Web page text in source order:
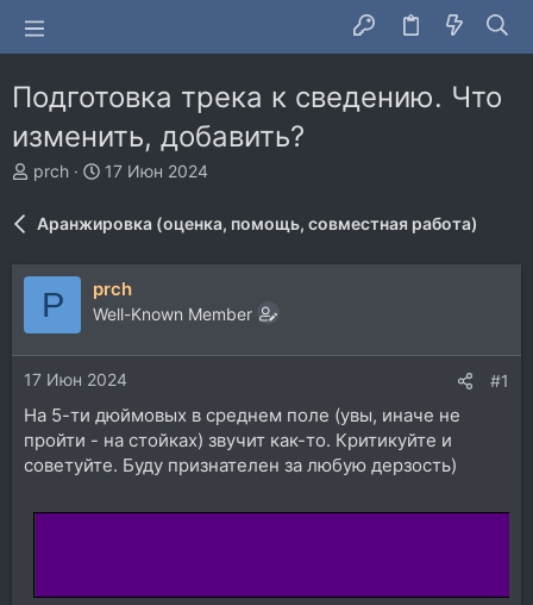
Подготовка трека к сведению. Что
изменить, добавить?
А
р
т
prch
Д
а
н
а
ч
а
17 Июн 2024
Аранжировка (оценка, помощь, совместная работа)
P prch
Well-Known Member
17 Июн 2024 #1
На 5-ти дюймовых в среднем поле (увы, иначе не
пройти - на стойках) звучит как-то. Критикуйте и
советуйте. Буду признателен за любую дерзость)